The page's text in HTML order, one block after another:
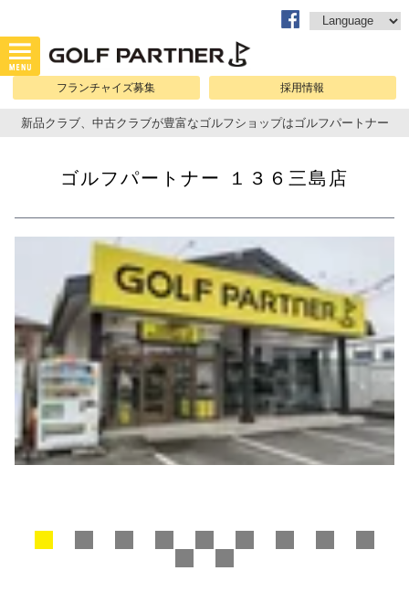
フランチャイズ募集 採用情報
新品クラブ、中古クラブが豊富なゴルフショップはゴルフパートナー
ゴルフパートナー １３６三島店